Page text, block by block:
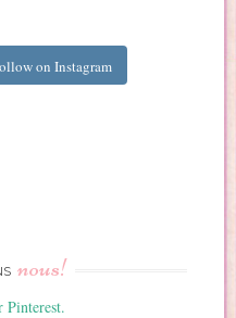
on Instagram
nous!
Pinterest.